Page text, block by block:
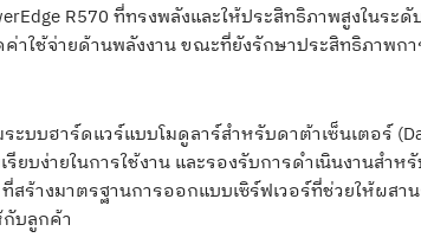
R570 ที่ทรงพลังและให้ประสิทธิภาพสูงในระ
ใช้จ่ายด้านพลังงาน ขณะที่ยังรักษาประสิทธิภาพกา
บบฮาร์ดแวร์แบบโมดูลาร์สำหรับดาต้าเซ็นเตอร์
รียบง่ายในการใช้งาน และรองรับการดำเนินงานสำ
ที่สร้างมาตรฐานการออกแบบเซิร์ฟเวอร์ที่ช่วยให้ผสา
บลูกค้า